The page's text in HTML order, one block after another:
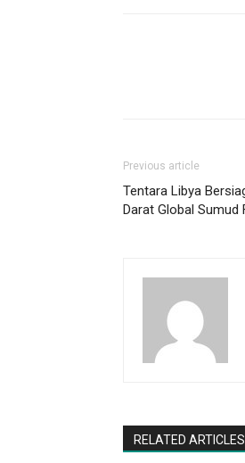
Previous article
Tentara Libya
Darat Global Sumud
RELATED ARTICLES